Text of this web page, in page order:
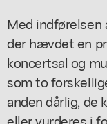
Med indførelsen
der hævdet en
koncertsal og
som to
anden dårlig, de
eller vurderes i